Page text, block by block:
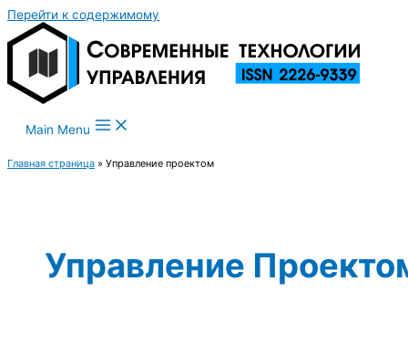
Перейти к содержимому
Main Menu
Главная страница » Управление проектом
Управление